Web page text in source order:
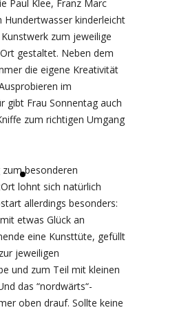
Paul Klee, Franz Marc
Hundertwasser kinderleicht
zum jeweilige
gestaltet. Neben dem
die eigene Kreativität
im
gibt Frau Sonnentag auch
zum richtigen Umgang
zum besonderen
lohnt sich natürlich
allerdings besonders:
etwas Glück an
eine Kunsttüte, gefüllt
jeweiligen
und zum Teil mit kleinen
das “nordwärts“-
oben drauf. Sollte keine